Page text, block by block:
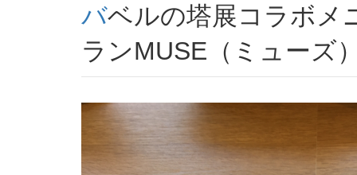
バベルの塔展コラボメニュー 東京都美術館レスト
ランMUSE（ミューズ